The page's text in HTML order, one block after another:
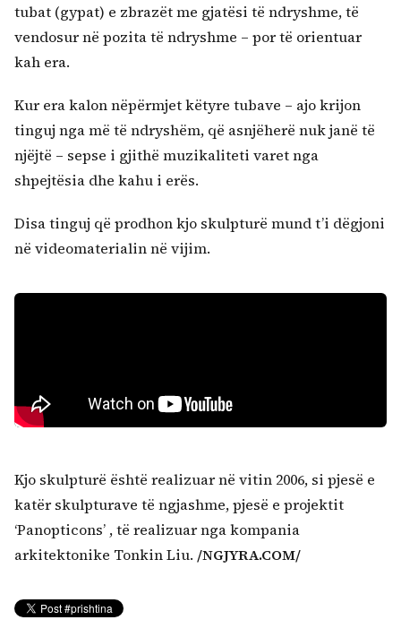
tubat (gypat) e zbrazët me gjatësi të ndryshme, të
vendosur në pozita të ndryshme – por të orientuar
kah era.
Kur era kalon nëpërmjet këtyre tubave – ajo krijon
tinguj nga më të ndryshëm, që asnjëherë nuk janë të
njëjtë – sepse i gjithë muzikaliteti varet nga
shpejtësia dhe kahu i erës.
Disa tinguj që prodhon kjo skulpturë mund t’i dëgjoni
në videomaterialin në vijim.
Kjo skulpturë është realizuar në vitin 2006, si pjesë e
katër skulpturave të ngjashme, pjesë e projektit
‘Panopticons’ , të realizuar nga kompania
arkitektonike Tonkin Liu. /NGJYRA.COM/